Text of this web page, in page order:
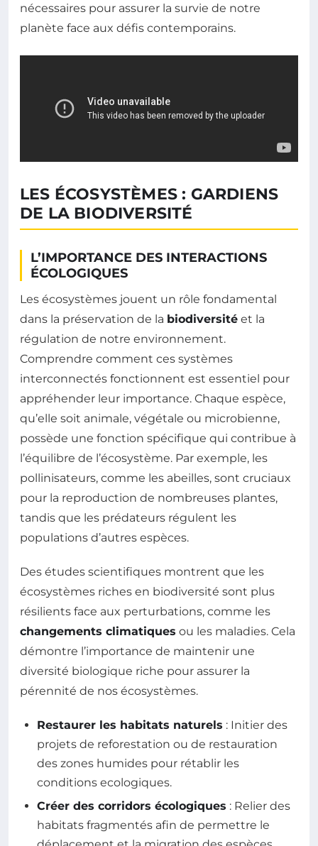
nécessaires pour assurer la survie de notre
planète face aux défis contemporains.
LES ÉCOSYSTÈMES : GARDIENS
DE LA BIODIVERSITÉ
L’IMPORTANCE DES INTERACTIONS
ÉCOLOGIQUES
Les écosystèmes jouent un rôle fondamental
dans la préservation de la biodiversité et la
régulation de notre environnement.
Comprendre comment ces systèmes
interconnectés fonctionnent est essentiel pour
appréhender leur importance. Chaque espèce,
qu’elle soit animale, végétale ou microbienne,
possède une fonction spécifique qui contribue à
l’équilibre de l’écosystème. Par exemple, les
pollinisateurs, comme les abeilles, sont cruciaux
pour la reproduction de nombreuses plantes,
tandis que les prédateurs régulent les
populations d’autres espèces.
Des études scientifiques montrent que les
écosystèmes riches en biodiversité sont plus
résilients face aux perturbations, comme les
changements climatiques ou les maladies. Cela
démontre l’importance de maintenir une
diversité biologique riche pour assurer la
pérennité de nos écosystèmes.
Restaurer les habitats naturels : Initier des
projets de reforestation ou de restauration
des zones humides pour rétablir les
conditions ecologiques.
Créer des corridors écologiques : Relier des
habitats fragmentés afin de permettre le